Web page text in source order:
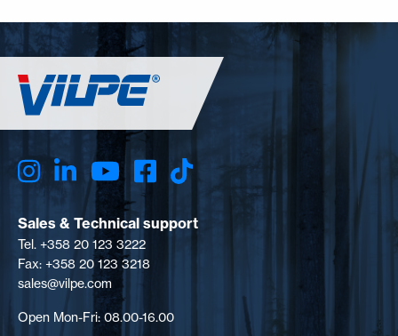
Sales & Technical support
Tel. +358 20 123 3222
Fax: +358 20 123 3218
sales@vilpe.com
Open Mon-Fri: 08.00-16.00